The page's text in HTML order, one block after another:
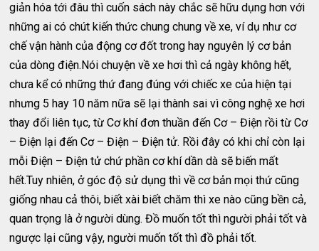
giản hóa tới đâu thì cuốn sách này chắc sẽ hữu dụng hơn với
những ai có chút kiến thức chung chung về xe, ví dụ như cơ
chế vận hành của động cơ đốt trong hay nguyên lý cơ bản
của dòng điện.Nói chuyện về xe hơi thì cả ngày không hết,
chưa kể có những thứ đang đúng với chiếc xe của hiện tại
nhưng 5 hay 10 năm nữa sẽ lại thành sai vì công nghệ xe hơi
thay đổi liên tục, từ Cơ khí đơn thuần đến Cơ – Điện rồi từ Cơ
– Điện lại đến Cơ – Điện – Điện tử. Rồi đây có khi chỉ còn lại
mỗi Điện – Điện tử chứ phần cơ khí dần dà sẽ biến mất
hết.Tuy nhiên, ở góc độ sử dụng thì về cơ bản mọi thứ cũng
giống nhau cả thôi, biết xài biết chăm thì xe nào cũng bền cả,
quan trọng là ở người dùng. Đồ muốn tốt thì người phải tốt và
ngược lại cũng vậy, người muốn tốt thì đồ phải tốt.